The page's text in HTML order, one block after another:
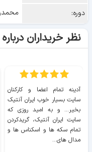
دوره:
نظر خریداران
آدینه تمام اعضا و کارکنان
سایت بسیار خوب ايران آنتیک
بخیر... و به امید روزی که
سایت ايران آنتیک، گریدکردن
تمام سکه ها و اسکناس ها و
مدال های...